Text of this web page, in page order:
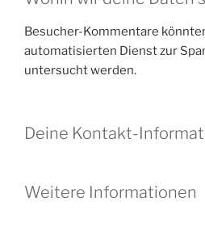
Besucher-Kommentare
automatisierten Dienst zur
untersucht werden.
Deine Kontakt-
Weitere Informationen